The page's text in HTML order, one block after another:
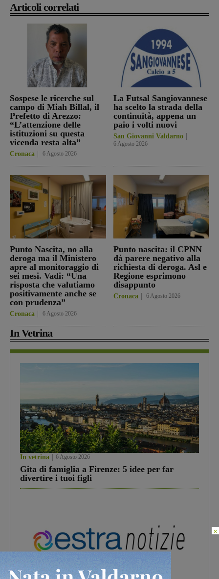
Articoli correlati
Sospese le ricerche sul
campo di Miah Billal, il
Prefetto di Arezzo:
“L’attenzione delle
istituzioni su questa
vicenda resta alta”
Cronaca 6 Agosto 2026
La Futsal Sangiovannese
ha scelto la strada della
continuità, appena un
paio i volti nuovi
San Giovanni Valdarno
6 Agosto 2026
Punto Nascita, no alla
deroga ma il Ministero
apre al monitoraggio di
sei mesi. Vadi: “Una
risposta che valutiamo
positivamente anche se
con prudenza”
Cronaca 6 Agosto 2026
Punto nascita: il CPNN
dà parere negativo alla
richiesta di deroga. Asl e
Regione esprimono
disappunto
Cronaca 6 Agosto 2026
In Vetrina
In vetrina 6 Agosto 2026
Gita di famiglia a Firenze: 5 idee per far
divertire i tuoi figli
×